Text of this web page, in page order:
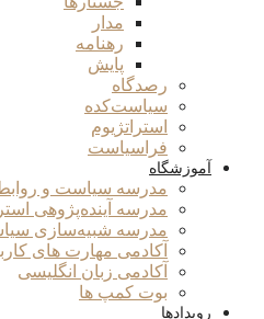
مدار
رهنامه
پایش
رصدگاه
سیاست‌کده
استراتژیوم
فراسیاست
آموزشگاه
مدرسه سیاست و روابط
مدرسه آینده‌پژوهی
مدرسه شبیه‌سازی
آکادمی مهارت های
آکادمی زبان انگلیسی
بوت کمپ ها
رویدادها